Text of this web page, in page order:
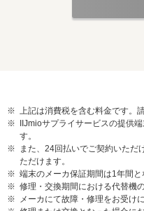
上記は消費税を含む料金です。
IIJmioサプライサービスの提供
す。
また、24回払いでご契約いただ
ただけます。
端末のメーカ保証期間は1年間
修理・交換期間における代替機
メーカにて故障・修理をお受け